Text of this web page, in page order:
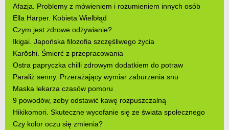
Afazja. Problemy z mówieniem i rozumieniem innych osób
Ella Harper. Kobieta Wielbłąd
Czym jest zdrowe odżywianie?
Ikigai. Japońska filozofia szczęśliwego życia
Karōshi. Śmierć z przepracowania
Ostra papryczka chilli zdrowym dodatkiem do potraw
Paraliż senny. Przerażający wymiar zaburzenia snu
Maska lekarza czasów pomoru
9 powodów, żeby odstawić kawę rozpuszczalną
Hikikomori. Skuteczne wycofanie się ze świata społecznego
Czy kolor oczu się zmienia?